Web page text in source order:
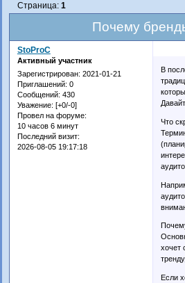
Почему
Страница: 1
StoProC
Активный участник
Зарегистрирован: 2021-01-21
Приглашений: 0
Сообщений: 430
Уважение: [+0/-0]
Провел на форуме:
10 часов 6 минут
Последний визит:
2026-08-05 19:17:18
В
Что
хочет
Если